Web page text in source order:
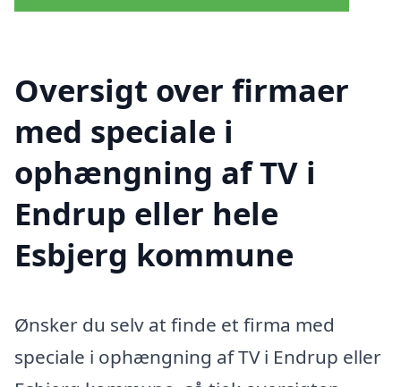
Oversigt over firmaer
med speciale i
ophængning af TV i
Endrup eller hele
Esbjerg kommune
Ønsker du selv at finde et firma med
speciale i ophængning af TV i Endrup eller